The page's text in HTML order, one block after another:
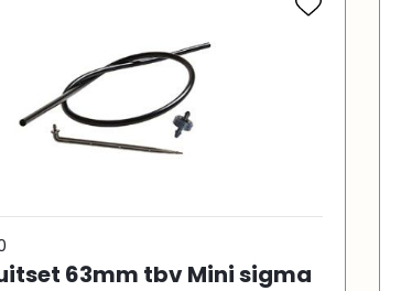
63mm tbv Mini sigma